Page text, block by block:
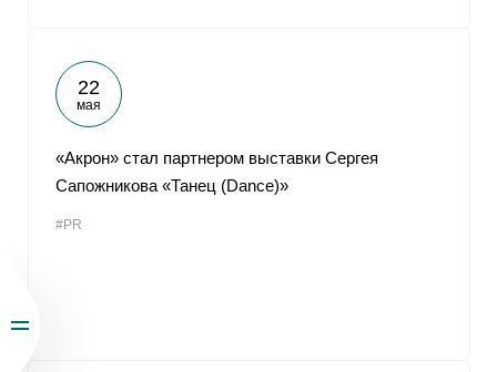
22
мая
«Акрон» стал партнером выставки Сергея
Сапожникова «Танец (Dance)»
#PR